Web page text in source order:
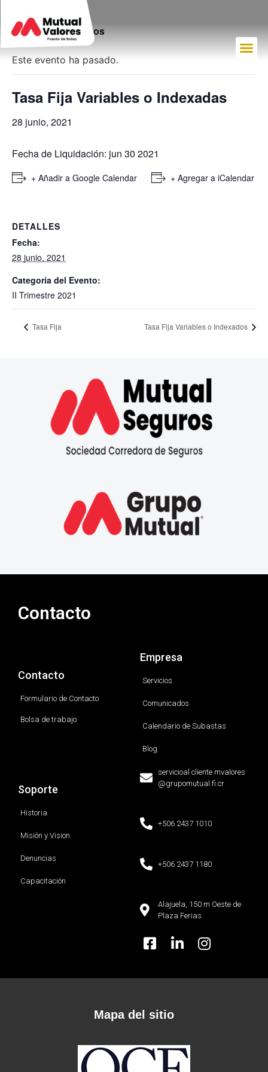
« Todos los Eventos
Este evento ha pasado.
Tasa Fija Variables o Indexadas
28 junio, 2021
Fecha de Liquidación: jun 30 2021
+ Añadir a Google Calendar + Agregar a iCalendar
DETALLES
Fecha:
28 junio, 2021
Categoría del Evento:
II Trimestre 2021
Tasa Fija Tasa Fija Variables o Indexados
Contacto
Contacto
Formulario de Contacto
Bolsa de trabajo
Empresa
Servicios
Comunicados
Calendario de Subastas
Blog
Soporte
Historia
Misión y Vision
Denuncias
Capacitación
servicioal cliente mvalores
@grupomutual.fi.cr
+506 2437 1010
+506 2437 1180
Alajuela, 150 m Oeste de
Plaza Ferias.
Mapa del sitio